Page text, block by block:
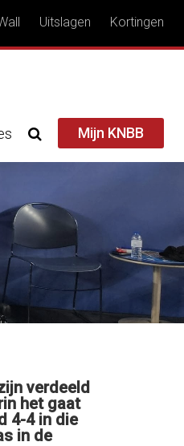
Uitslagen Kortingen
Mijn KNBB
verdeeld
het gaat
4-4 in die
in de